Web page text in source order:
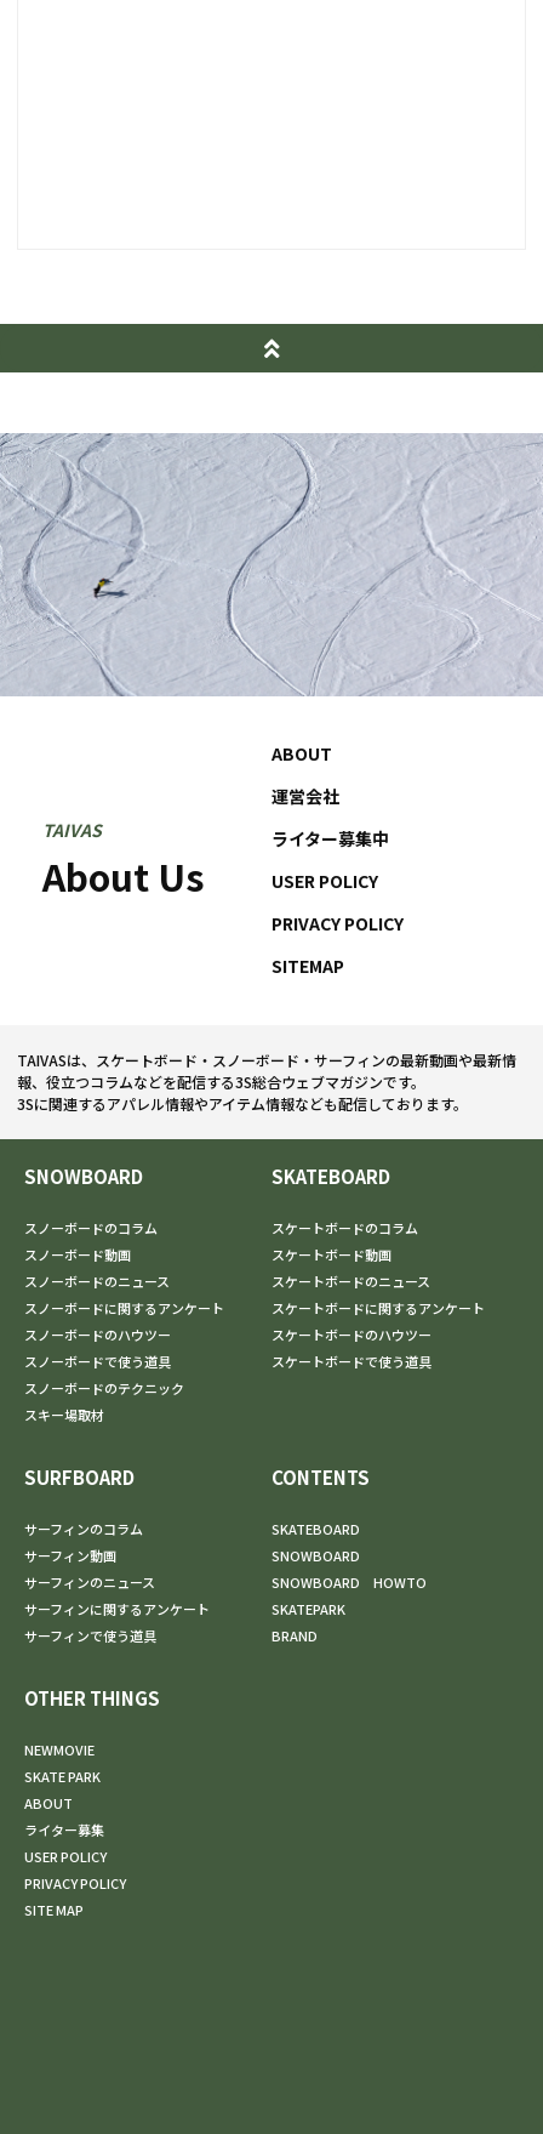
TAIVAS
About Us
ABOUT
運営会社
ライター募集中
USER POLICY
PRIVACY POLICY
SITEMAP
TAIVASは、スケートボード・スノーボード・サーフィンの最新動画や最新情
報、役立つコラムなどを配信する3S総合ウェブマガジンです。
3Sに関連するアパレル情報やアイテム情報なども配信しております。
SNOWBOARD
スノーボードのコラム
スノーボード動画
スノーボードのニュース
スノーボードに関するアンケート
スノーボードのハウツー
スノーボードで使う道具
スノーボードのテクニック
スキー場取材
SKATEBOARD
スケートボードのコラム
スケートボード動画
スケートボードのニュース
スケートボードに関するアンケート
スケートボードのハウツー
スケートボードで使う道具
SURFBOARD
サーフィンのコラム
サーフィン動画
サーフィンのニュース
サーフィンに関するアンケート
サーフィンで使う道具
CONTENTS
SKATEBOARD
SNOWBOARD
SNOWBOARD HOWTO
SKATEPARK
BRAND
OTHER THINGS
NEWMOVIE
SKATE PARK
ABOUT
ライター募集
USER POLICY
PRIVACY POLICY
SITE MAP